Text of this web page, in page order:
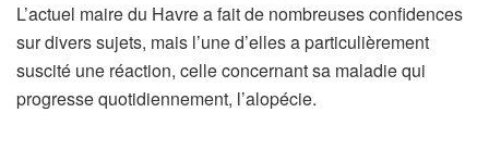
L’actuel maire du Havre a fait de nombreuses confidences
sur divers sujets, mais l’une d’elles a particulièrement
suscité une réaction, celle concernant sa maladie qui
progresse quotidiennement, l’alopécie.